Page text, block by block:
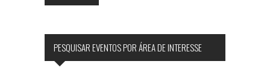
PESQUISAR EVENTOS POR ÁREA DE INTERESSE